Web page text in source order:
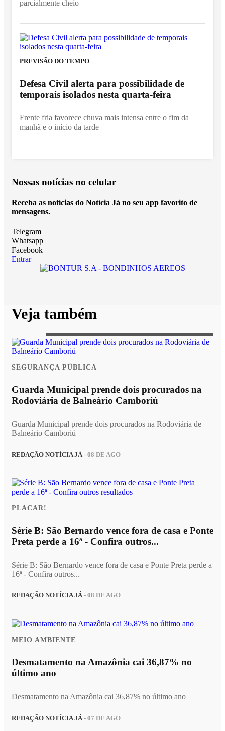
parcialmente cheio
PREVISÃO DO TEMPO
Defesa Civil alerta para possibilidade de
temporais isolados nesta quarta-feira
Frente fria favorece chuva mais intensa entre o fim da
manhã e o início da tarde
Nossas notícias no celular
Receba as notícias do Notícia Já no seu app favorito de
mensagens.
Telegram
Whatsapp
Facebook
Entrar
Veja também
SEGURANÇA PÚBLICA
Guarda Municipal prende dois procurados na
Rodoviária de Balneário Camboriú
Guarda Municipal prende dois procurados na Rodoviária de
Balneário Camboriú
REDAÇÃO NOTÍCIA JÁ- 08 DE AGO
PLACAR!
Série B: São Bernardo vence fora de casa e Ponte
Preta perde a 16ª - Confira outros...
Série B: São Bernardo vence fora de casa e Ponte Preta perde a
16ª - Confira outros...
REDAÇÃO NOTÍCIA JÁ- 08 DE AGO
MEIO AMBIENTE
Desmatamento na Amazônia cai 36,87% no
último ano
Desmatamento na Amazônia cai 36,87% no último ano
REDAÇÃO NOTÍCIA JÁ - 07 DE AGO